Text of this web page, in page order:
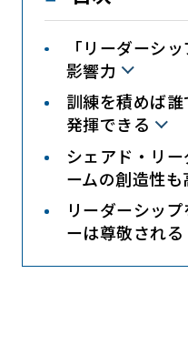
「リーダーシ
影響力
訓練を積めば
発揮できる
シェアド・リ
ームの創造性も
リーダーシッ
ーは尊敬される